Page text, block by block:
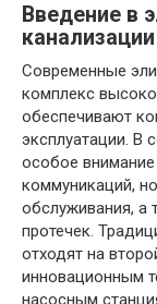
Введение в
канализации
Современные
комплекс
обеспечивают
эксплуатации. В
особое
коммуникаций,
обслуживания, а
протечек.
отходят на
инновационным
насосным